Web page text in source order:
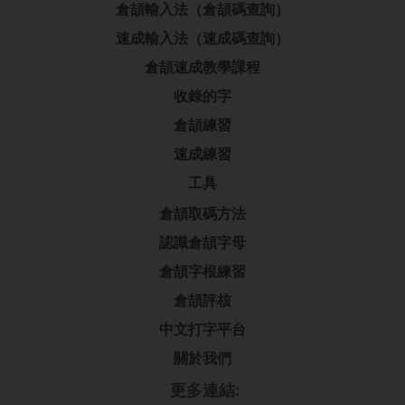
倉頡輸入法（倉頡碼查詢）
速成輸入法（速成碼查詢）
倉頡速成教學課程
收錄的字
倉頡練習
速成練習
工具
倉頡取碼方法
認識倉頡字母
倉頡字根練習
倉頡評核
中文打字平台
關於我們
更多連結: